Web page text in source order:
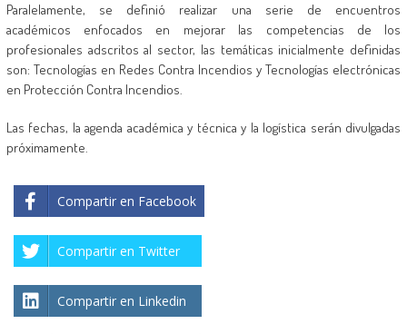
Paralelamente, se definió realizar una serie de encuentros
académicos enfocados en mejorar las competencias de los
profesionales adscritos al sector, las temáticas inicialmente definidas
son: Tecnologías en Redes Contra Incendios y Tecnologías electrónicas
en Protección Contra Incendios.
Las fechas, la agenda académica y técnica y la logística serán divulgadas
próximamente.
Compartir en Facebook
Compartir en Twitter
Compartir en Linkedin